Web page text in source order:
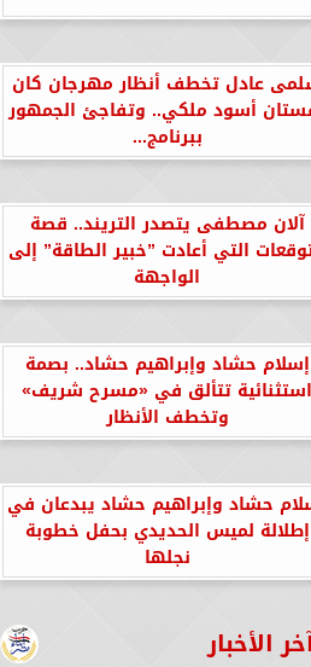
عادل تخطف أنظار مهرجان كان
أسود ملكي.. وتفاجئ الجمهور
ببرنامج...
​آلان مصطفى يتصدر التريند.. قصة
التي أعادت ”خبير الطاقة” إلى
الواجهة
إسلام حشاد وإبراهيم حشاد.. بصمة
استثنائية تتألق في «مسرح شريف»
وتخطف الأنظار
حشاد وإبراهيم حشاد يبدعان في
إطلالة لميس الحديدي بحفل خطوبة
نجلها
الأخبار